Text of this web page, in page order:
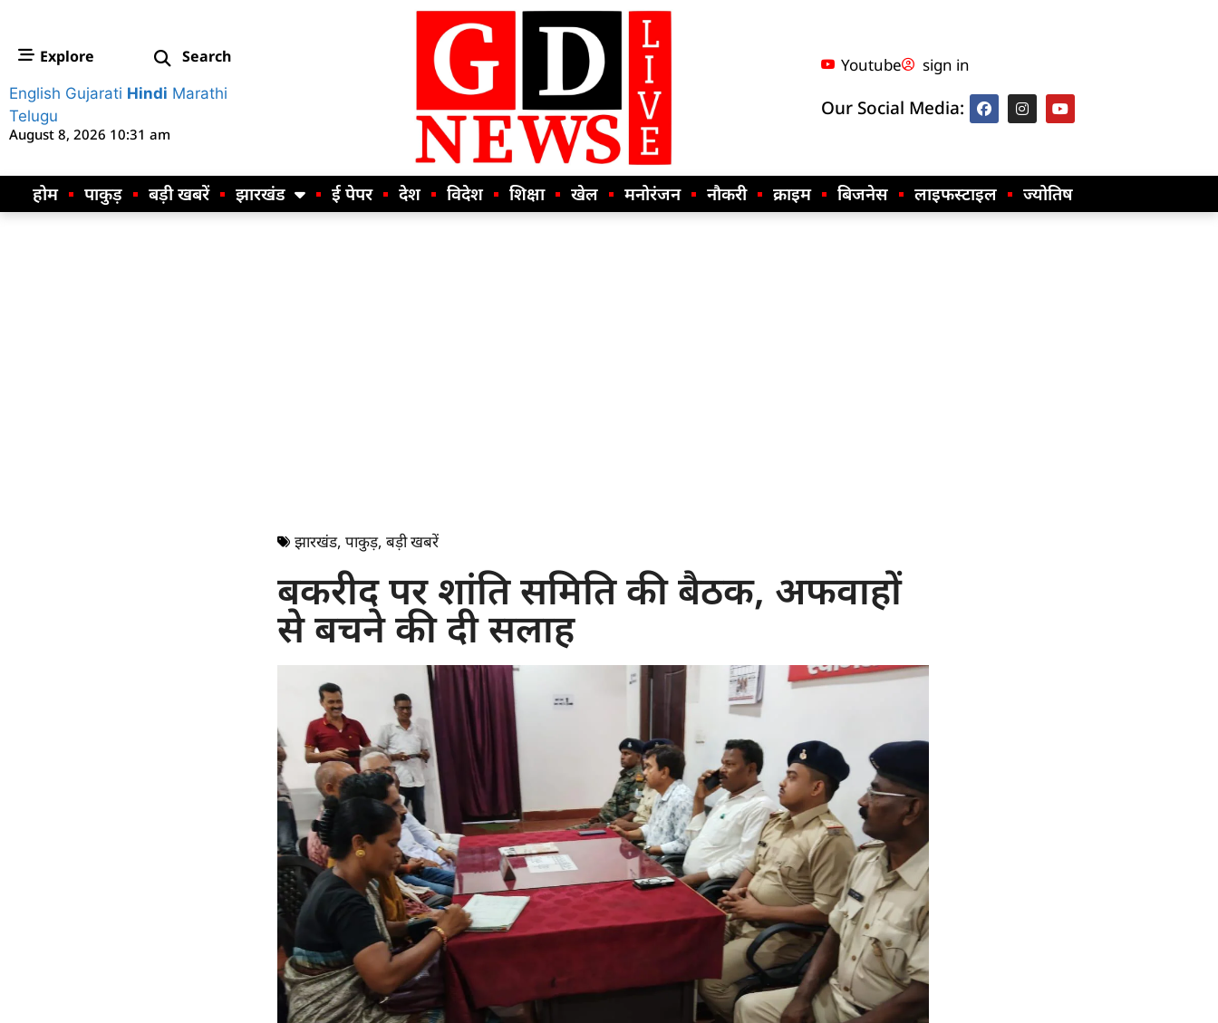
Explore Search
English Gujarati Hindi Marathi
Telugu
August 8, 2026 10:31 am
Youtube sign in
Our Social Media:
होम पाकुड़ बड़ी खबरें झारखंड ई पेपर देश विदेश शिक्षा खेल मनोरंजन नौकरी क्राइम बिजनेस लाइफस्टाइल ज्योतिष
झारखंड, पाकुड़, बड़ी खबरें
बकरीद पर शांति समिति की बैठक, अफवाहों
से बचने की दी सलाह